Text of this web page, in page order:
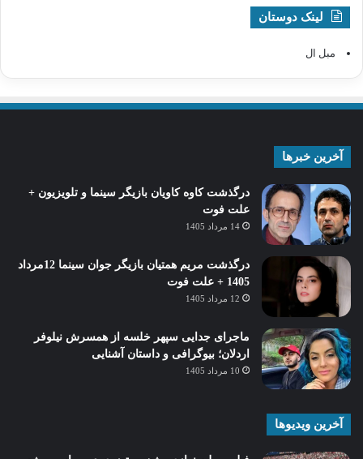
لینک دوستان
مبل ال
آخرین خبرها
درگذشت کاوه کاویان بازیگر سینما و تلویزیون +
علت فوت
14 مرداد 1405
درگذشت مریم همتیان بازیگر جوان سینما 12مرداد
1405 + علت فوت
12 مرداد 1405
ماجرای جدایی سپهر خلسه از همسرش نیلوفر
اردلان؛ بیوگرافی و داستان آشنایی
10 مرداد 1405
آخرین ویدیوها